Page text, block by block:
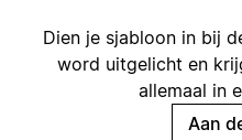
Dien je sjabloon in bij
word uitgelicht en
allemaal in
Aan